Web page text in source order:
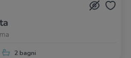
2 bagni